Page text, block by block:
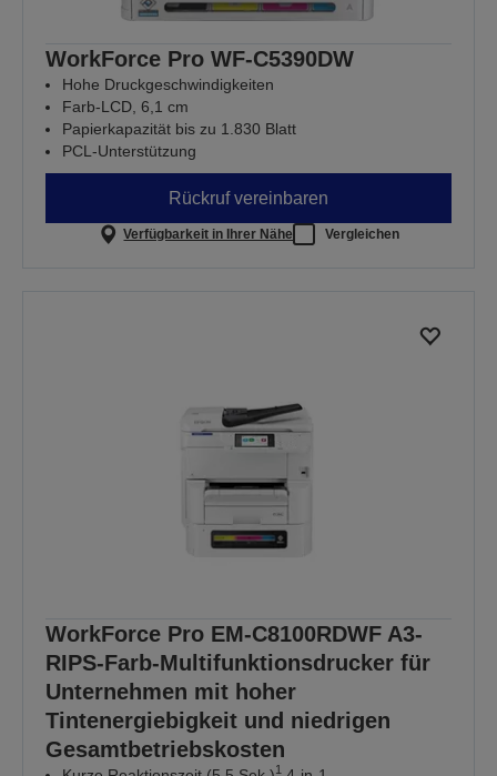
WorkForce Pro WF-C5390DW
Hohe Druckgeschwindigkeiten
Farb-LCD, 6,1 cm
Papierkapazität bis zu 1.830 Blatt
PCL-Unterstützung
Rückruf vereinbaren
Verfügbarkeit in Ihrer Nähe Vergleichen
WorkForce Pro EM-C8100RDWF A3-
RIPS-Farb-Multifunktionsdrucker für
Unternehmen mit hoher
Tintenergiebigkeit und niedrigen
Gesamtbetriebskosten
1